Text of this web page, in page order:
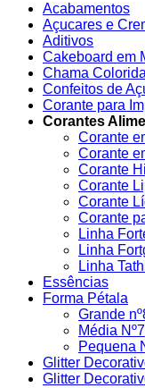
Acabamentos
Açucares e
Aditivos
Cakeboard em
Chama Colorida
Confeitos de
Corante para
Corantes
Corante
Corante
Corante
Corante
Corante
Corante
Linha
Linha
Linha
Essências
Forma Pétala
Grande
Média Nº7
Pequena
Glitter
Glitter